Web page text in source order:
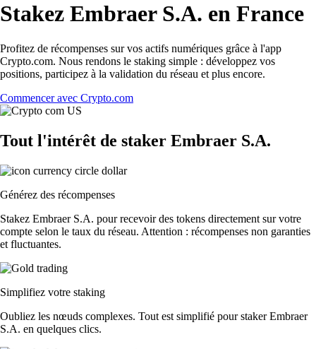
Stakez Embraer S.A. en France
Profitez de récompenses sur vos actifs numériques grâce à l'app
Crypto.com. Nous rendons le staking simple : développez vos
positions, participez à la validation du réseau et plus encore.
Commencer avec Crypto.com
Tout l'intérêt de staker Embraer S.A.
Générez des récompenses
Stakez Embraer S.A. pour recevoir des tokens directement sur votre
compte selon le taux du réseau. Attention : récompenses non garanties
et fluctuantes.
Simplifiez votre staking
Oubliez les nœuds complexes. Tout est simplifié pour staker Embraer
S.A. en quelques clics.